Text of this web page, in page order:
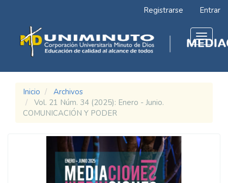
Contenido
principal
Barra
lateral
Registrarse Entrar
Toggle
Inicio
Archivos
Vol. 21 Núm. 34 (2025): Enero - Junio.
COMUNICACIÓN Y PODER